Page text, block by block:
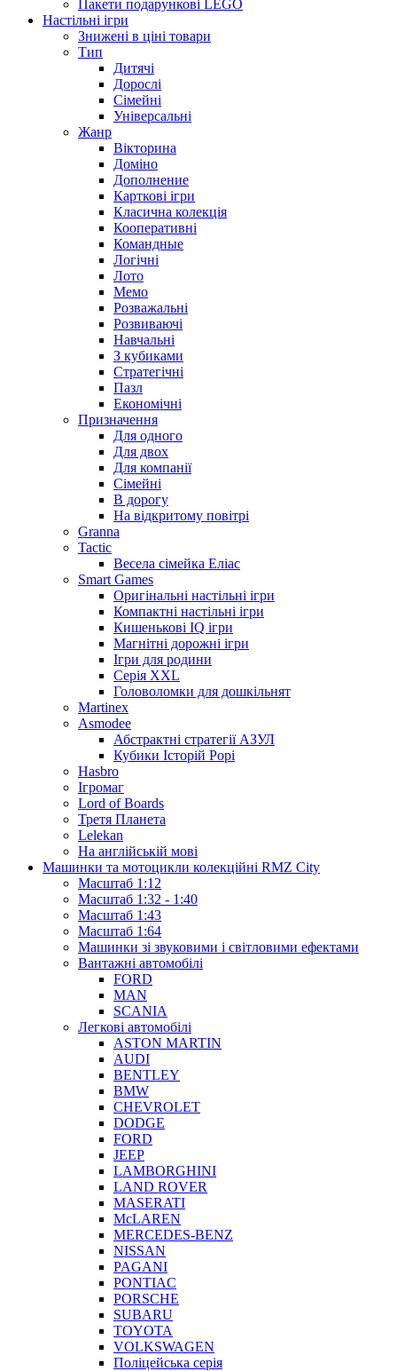
Пакети подарункові LEGO
Настільні ігри
Знижені в ціні товари
Тип
Дитячі
Дорослі
Сімейні
Універсальні
Жанр
Вікторина
Доміно
Дополнение
Карткові ігри
Класична колекція
Кооперативні
Командные
Логічні
Лото
Мемо
Розважальні
Розвиваючі
Навчальні
З кубиками
Стратегічні
Пазл
Економічні
Призначення
Для одного
Для двох
Для компанії
Сімейні
В дорогу
На відкритому повітрі
Granna
Tactic
Весела сімейка Еліас
Smart Games
Оригінальні настільні ігри
Компактні настільні ігри
Кишенькові IQ ігри
Магнітні дорожні ігри
Ігри для родини
Серія XXL
Головоломки для дошкільнят
Martinex
Asmodee
Абстрактні стратегії АЗУЛ
Кубики Історій Рорі
Hasbro
Ігромаг
Lord of Boards
Третя Планета
Lelekan
На англійській мові
Машинки та мотоцикли колекційні RMZ City
Масштаб 1:12
Масштаб 1:32 - 1:40
Масштаб 1:43
Масштаб 1:64
Машинки зі звуковими і світловими ефектами
Вантажні автомобілі
FORD
MAN
SCANIA
Легкові автомобілі
ASTON MARTIN
AUDI
BENTLEY
BMW
CHEVROLET
DODGE
FORD
JEEP
LAMBORGHINI
LAND ROVER
MASERATI
McLAREN
MERCEDES-BENZ
NISSAN
PAGANI
PONTIAC
PORSCHE
SUBARU
TOYOTA
VOLKSWAGEN
Поліцейська серія